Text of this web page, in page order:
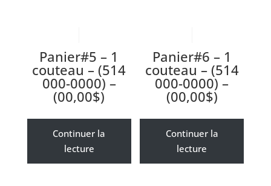
Panier#5 – 1
couteau – (514
000-0000) –
(00,00$)
Continuer la
lecture
Panier#6 – 1
couteau – (514
000-0000) –
(00,00$)
Continuer la
lecture